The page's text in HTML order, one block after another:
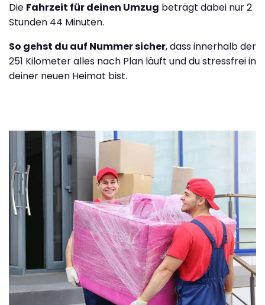
Die Fahrzeit für deinen Umzug beträgt dabei nur 2
Stunden 44 Minuten.
So gehst du auf Nummer sicher, dass innerhalb der
251 Kilometer alles nach Plan läuft und du stressfrei in
deiner neuen Heimat bist.